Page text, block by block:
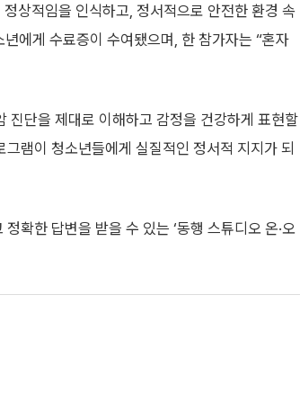
상적임을 인식하고, 정서적으로 안전한 환경 속
에게 수료증이 수여됐으며, 한 참가자는 “혼자
진단을 제대로 이해하고 감정을 건강하게 표현할
램이 청소년들에게 실질적인 정서적 지지가 되
확한 답변을 받을 수 있는 ‘동행 스튜디오 온·오